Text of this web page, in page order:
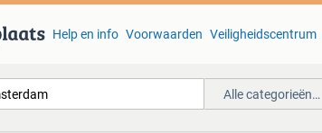
Help en info Voorwaarden Veiligheidscentrum
Alle categorieën…